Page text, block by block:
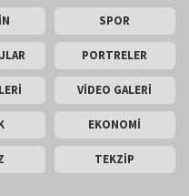
SPOR
PORTRELER
VİDEO GALERİ
EKONOMİ
TEKZİP